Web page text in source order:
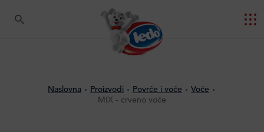
Naslovna Proizvodi Povrće i voće
Voće
MIX - crveno voće